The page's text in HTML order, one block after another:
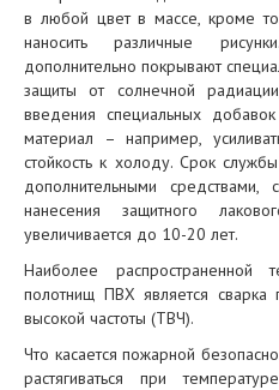
в любой цвет в массе, кроме
наносить различные
дополнительно покрывают
защиты от солнечной
введения специальных
материал – например,
стойкость к холоду. Срок
дополнительными
нанесения защитного
увеличивается до 10-20 лет.
Наиболее распространенной
полотнищ ПВХ является
высокой частоты (ТВЧ).
Что касается пожарной
растягиваться при